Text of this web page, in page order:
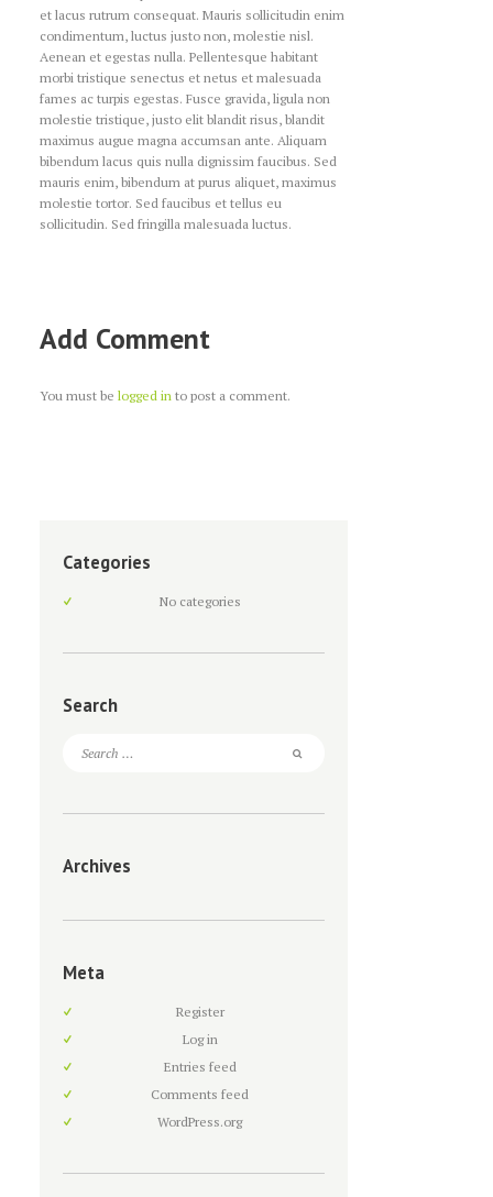
et lacus rutrum consequat. Mauris sollicitudin enim
condimentum, luctus justo non, molestie nisl.
Aenean et egestas nulla. Pellentesque habitant
morbi tristique senectus et netus et malesuada
fames ac turpis egestas. Fusce gravida, ligula non
molestie tristique, justo elit blandit risus, blandit
maximus augue magna accumsan ante. Aliquam
bibendum lacus quis nulla dignissim faucibus. Sed
mauris enim, bibendum at purus aliquet, maximus
molestie tortor. Sed faucibus et tellus eu
sollicitudin. Sed fringilla malesuada luctus.
Add Comment
You must be logged in to post a comment.
Categories
No categories
Search
Archives
Meta
Register
Log in
Entries feed
Comments feed
WordPress.org